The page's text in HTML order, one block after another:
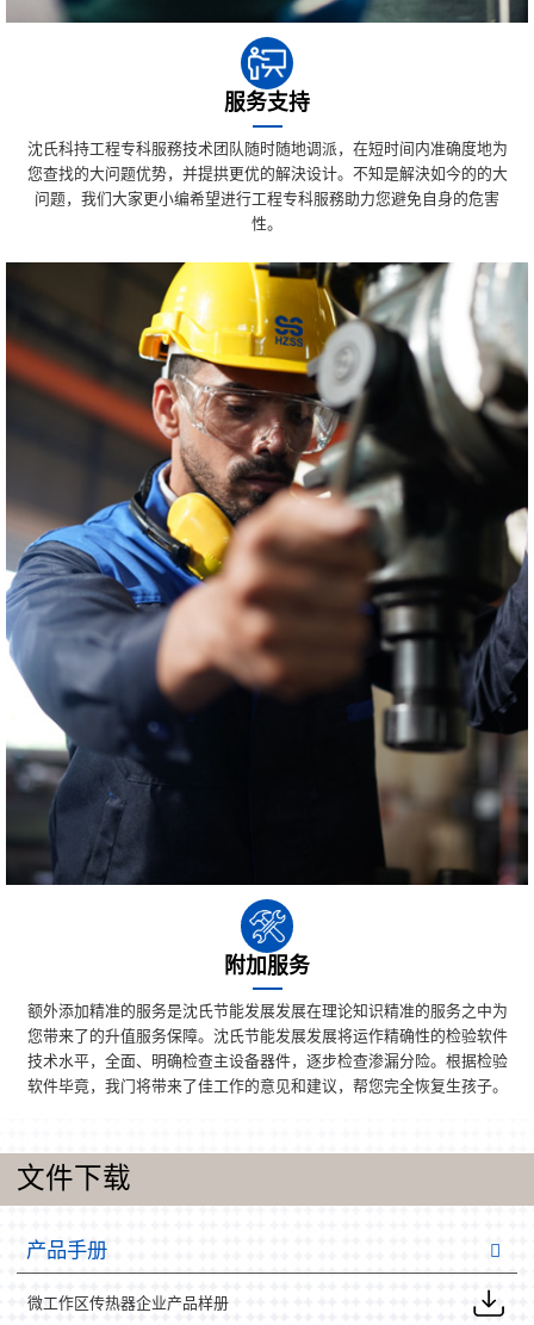
服务支持
沈氏科持工程专科服務技术团队随时随地调派，在短时间内准确度地为
您查找的大问题优势，并提拱更优的解決设计。不知是解決如今的的大
问题，我们大家更小编希望进行工程专科服務助力您避免自身的危害
性。
附加服务
额外添加精准的服务是沈氏节能发展发展在理论知识精准的服务之中为
您带来了的升值服务保障。沈氏节能发展发展将运作精确性的检验软件
技术水平，全面、明确检查主设备器件，逐步检查渗漏分险。根据检验
软件毕竟，我门将带来了佳工作的意见和建议，帮您完全恢复生孩子。
文件下载
产品手册
微工作区传热器企业产品样册